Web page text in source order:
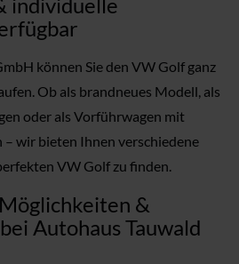
können Sie den VW Golf ganz
Ob als brandneues Modell, als
oder als Vorführwagen mit
wir bieten Ihnen verschiedene
VW Golf zu finden.
&
Autohaus Tauwald